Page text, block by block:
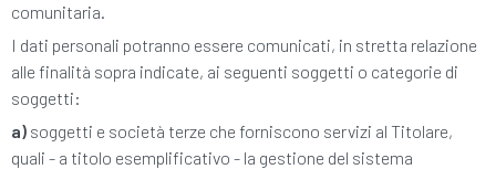
comunitaria.
I dati personali potranno essere comunicati, in stretta relazione
alle finalità sopra indicate, ai seguenti soggetti o categorie di
soggetti:
a) soggetti e società terze che forniscono servizi al Titolare,
quali - a titolo esemplificativo - la gestione del sistema